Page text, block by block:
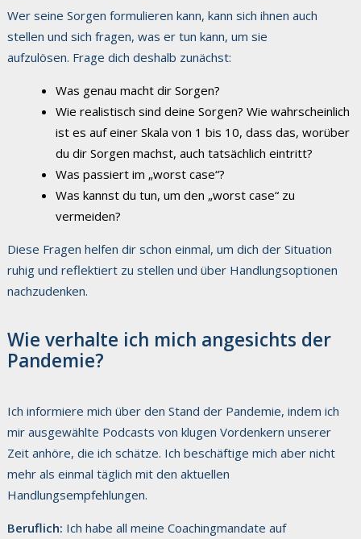
Wer seine Sorgen formulieren kann, kann sich ihnen auch
stellen und sich fragen, was er tun kann, um sie
aufzulösen. Frage dich deshalb zunächst:
Was genau macht dir Sorgen?
Wie realistisch sind deine Sorgen? Wie wahrscheinlich
ist es auf einer Skala von 1 bis 10, dass das, worüber
du dir Sorgen machst, auch tatsächlich eintritt?
Was passiert im „worst case“?
Was kannst du tun, um den „worst case“ zu
vermeiden?
Diese Fragen helfen dir schon einmal, um dich der Situation
ruhig und reflektiert zu stellen und über Handlungsoptionen
nachzudenken.
Wie verhalte ich mich angesichts der
Pandemie?
Ich informiere mich über den Stand der Pandemie, indem ich
mir ausgewählte Podcasts von klugen Vordenkern unserer
Zeit anhöre, die ich schätze. Ich beschäftige mich aber nicht
mehr als einmal täglich mit den aktuellen
Handlungsempfehlungen.
Beruflich: Ich habe all meine Coachingmandate auf